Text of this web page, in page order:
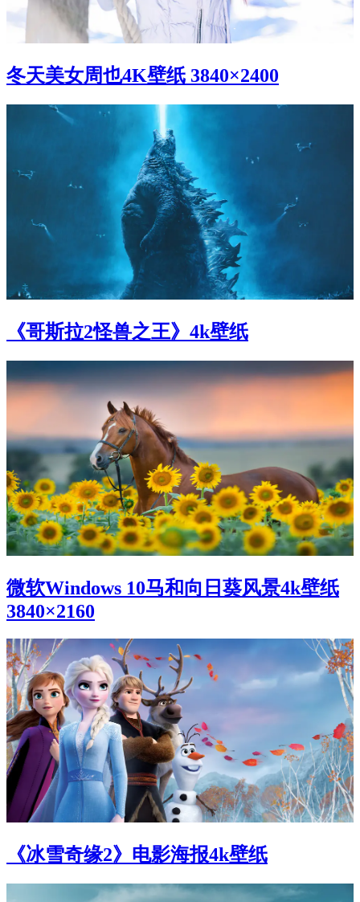
冬天美女周也4K壁纸 3840×2400
《哥斯拉2怪兽之王》4k壁纸
微软Windows 10马和向日葵风景4k壁纸
3840×2160
《冰雪奇缘2》电影海报4k壁纸